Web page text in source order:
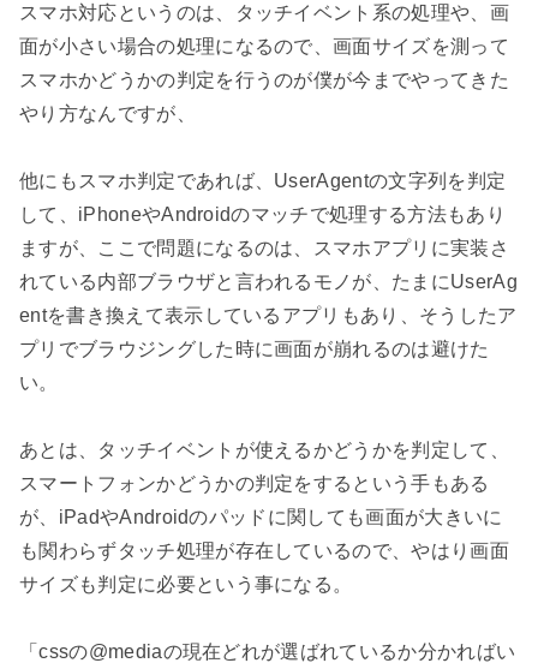
スマホ対応というのは、タッチイベント系の処理や、画
面が小さい場合の処理になるので、画面サイズを測って
スマホかどうかの判定を行うのが僕が今までやってきた
やり方なんですが、
他にもスマホ判定であれば、UserAgentの文字列を判定
して、iPhoneやAndroidのマッチで処理する方法もあり
ますが、ここで問題になるのは、スマホアプリに実装さ
れている内部ブラウザと言われるモノが、たまにUserAg
entを書き換えて表示しているアプリもあり、そうしたア
プリでブラウジングした時に画面が崩れるのは避けた
い。
あとは、タッチイベントが使えるかどうかを判定して、
スマートフォンかどうかの判定をするという手もある
が、iPadやAndroidのパッドに関しても画面が大きいに
も関わらずタッチ処理が存在しているので、やはり画面
サイズも判定に必要という事になる。
「cssの@mediaの現在どれが選ばれているか分かればい